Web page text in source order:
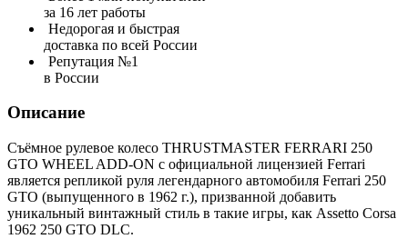
за 16 лет работы
Недорогая и быстрая
доставка по всей России
Репутация №1
в России
Описание
Съёмное рулевое колесо THRUSTMASTER FERRARI 250
GTO WHEEL ADD-ON с официальной лицензией Ferrari
является репликой руля легендарного автомобиля Ferrari 250
GTO (выпущенного в 1962 г.), призванной добавить
уникальный винтажный стиль в такие игры, как Assetto Corsa
1962 250 GTO DLC.